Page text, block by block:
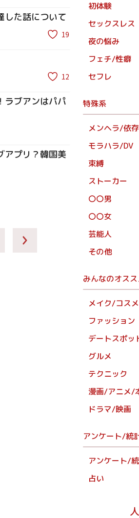
した話について
19
12
ラブアンはパパ
アプリ？韓国美
初体験
セックスレス
夜の悩み
フェチ/性癖
セフレ
特殊系
メンヘラ/依
モラハラ/DV
束縛
ストーカー
〇〇男
〇〇女
芸能人
その他
みんなのオス
メイク/コスメ
ファッション
デートスポッ
グルメ
テクニック
漫画/アニメ/
ドラマ/映画
アンケート/統
アンケート/
占い